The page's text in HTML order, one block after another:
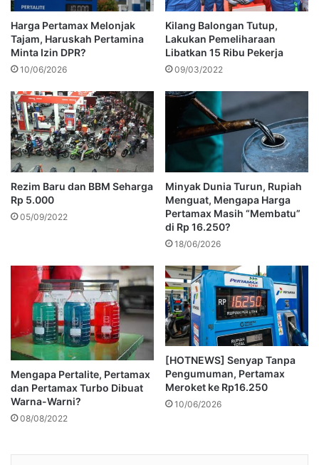
Harga Pertamax Melonjak
Tajam, Haruskah Pertamina
Minta Izin DPR?
10/06/2026
Kilang Balongan Tutup,
Lakukan Pemeliharaan
Libatkan 15 Ribu Pekerja
09/03/2022
Rezim Baru dan BBM Seharga
Rp 5.000
05/09/2022
Minyak Dunia Turun, Rupiah
Menguat, Mengapa Harga
Pertamax Masih “Membatu”
di Rp 16.250?
18/06/2026
Mengapa Pertalite, Pertamax
dan Pertamax Turbo Dibuat
Warna-Warni?
08/08/2022
[HOTNEWS] Senyap Tanpa
Pengumuman, Pertamax
Meroket ke Rp16.250
10/06/2026